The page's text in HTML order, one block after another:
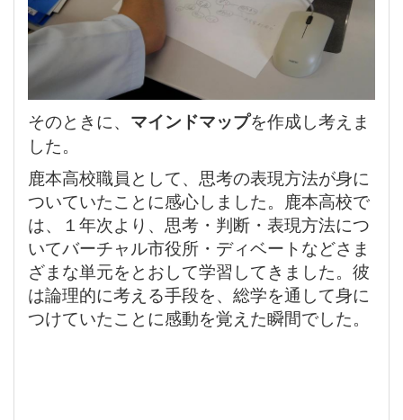
そのときに、 マインドマップを作成し考えま
した。
鹿本高校職員として、思考の表現方法が身に
ついていたことに感心しました。鹿本高校で
は、１年次より、思考・判断・表現方法につ
いてバーチャル市役所・ディベートなどさま
ざまな単元をとおして学習してきました。彼
は論理的に考える手段を、総学を通して身に
つけていたことに感動を覚えた瞬間でした。